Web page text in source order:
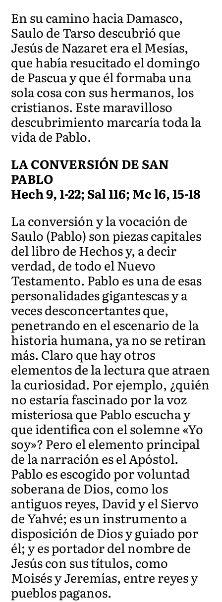
En su camino hacia Damasco,
Saulo de Tarso descubrió que
Jesús de Nazaret era el Mesías,
que había resucitado el domingo
de Pascua y que él formaba una
sola cosa con sus hermanos, los
cristianos. Este maravilloso
descubrimiento marcaría toda la
vida de Pablo.
LA CONVERSIÓN DE SAN
PABLO
Hech 9, 1-22; Sal 116; Mc l6, 15-18
La conversión y la vocación de
Saulo (Pablo) son piezas capitales
del libro de Hechos y, a decir
verdad, de todo el Nuevo
Testamento. Pablo es una de esas
personalidades gigantescas y a
veces desconcertantes que,
penetrando en el escenario de la
historia humana, ya no se retiran
más. Claro que hay otros
elementos de la lectura que atraen
la curiosidad. Por ejemplo, ¿quién
no estaría fascinado por la voz
misteriosa que Pablo escucha y
que identifica con el solemne «Yo
soy»? Pero el elemento principal
de la narración es el Apóstol.
Pablo es escogido por voluntad
soberana de Dios, como los
antiguos reyes, David y el Siervo
de Yahvé; es un instrumento a
disposición de Dios y guiado por
él; y es portador del nombre de
Jesús con sus títulos, como
Moisés y Jeremías, entre reyes y
pueblos paganos.